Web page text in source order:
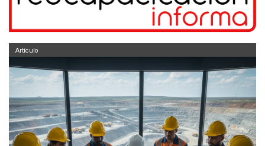
Artículo